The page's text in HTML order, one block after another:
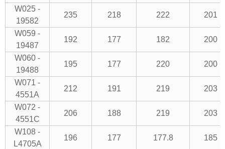
W025 -
19582
235 218 222 201
W059 -
19487
192 177 182 200
W060 -
19488
195 177 220 200
W071 -
4551A
212 191 219 203
W072 -
4551C
206 188 219 203
W108 -
L4705A
196 177 177.8 185